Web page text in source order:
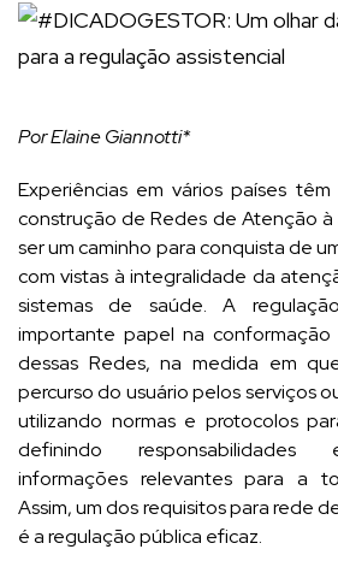
Por Elaine Giannotti*
Experiências em vários países
construção de Redes de Atenção à
ser um caminho para conquista de
com vistas à integralidade da
sistemas de saúde. A
importante papel na conformação
dessas Redes, na medida em
percurso do usuário pelos serviços
utilizando normas e protocolos
definindo responsabilidades
informações relevantes para a
Assim, um dos requisitos para rede
é a regulação pública eficaz.